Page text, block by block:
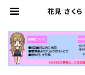
花見 さくら
ってる場所
ネイルチ